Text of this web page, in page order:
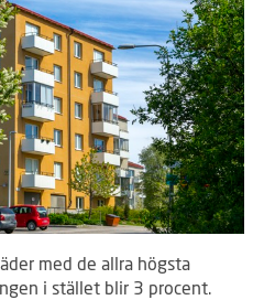
med de allra högsta
i stället blir 3 procent.